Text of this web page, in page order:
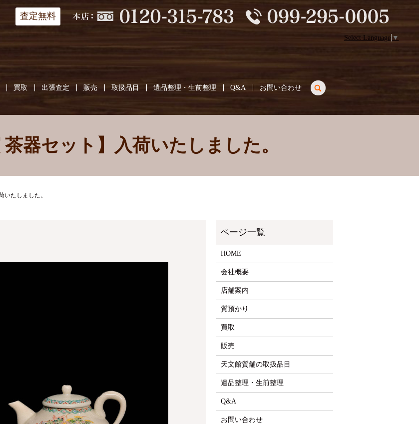
買取 出張査定 販売 取扱品目 遺品整理・生前整理 Q&A お問い合わせ search
査定無料
Select Language ▼
茶器セット】入荷いたしました。
いたしました。
HOME
会社概要
店舗案内
質預かり
買取
販売
天文館質舗の取扱品目
遺品整理・生前整理
Q&A
お問い合わせ